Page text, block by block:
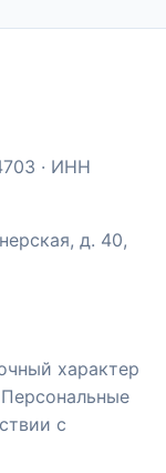
· ИНН
д. 40,
характер
с